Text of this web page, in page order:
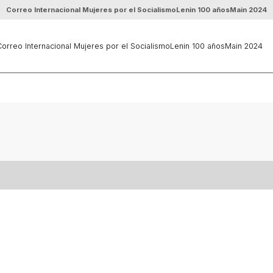
Correo Internacional Mujeres por el SocialismoLenin 100 añosMain 2024
Internacional Mujeres por el SocialismoLenin 100 añosMain 2024